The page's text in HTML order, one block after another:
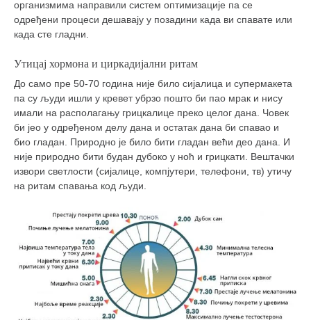
организмима направили систем оптимизације па се
одређени процеси дешавају у позадини када ви спавате или
када сте гладни.
Утицај хормона и циркадијални ритам
До само пре 50-70 година није било сијалица и супермакета
па су људи ишли у кревет убрзо пошто би пао мрак и нису
имали на располагању грицкалице преко целог дана. Човек
би јео у одређеном делу дана и остатак дана би спавао и
био гладан. Природно је било бити гладан већи део дана. И
није природно бити будан дубоко у ноћ и грицкати. Вештачки
извори светлости (сијалице, компјутери, телефони, тв) утичу
на ритам спавања код људи.